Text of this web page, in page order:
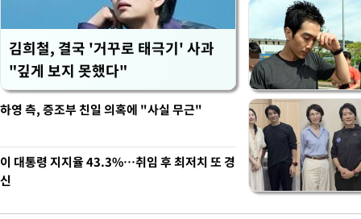
김희철, 결국 '거꾸로 태극기' 사과
"깊게 보지 못했다"
하영 측, 증조부 친일 의혹에 "사실 무근"
이 대통령 지지율 43.3%…취임 후 최저치 또 경
신